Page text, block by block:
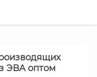
ЭВА оптом